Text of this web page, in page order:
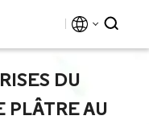
DU
PLÂTRE AU